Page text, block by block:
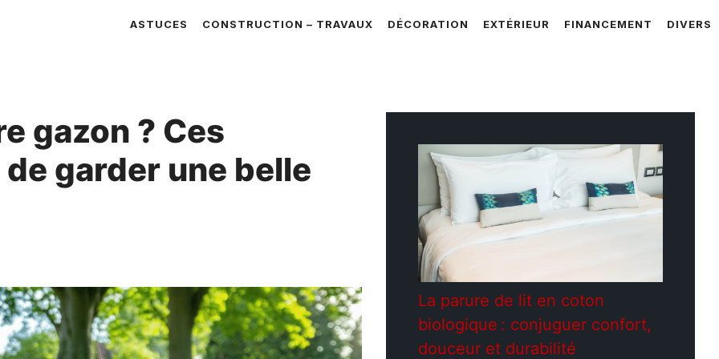
ASTUCES CONSTRUCTION – TRAVAUX DÉCORATION EXTÉRIEUR FINANCEMENT DIVERS
gazon ? Ces
garder une belle
La parure de lit en coton
biologique : conjuguer confort,
douceur et durabilité